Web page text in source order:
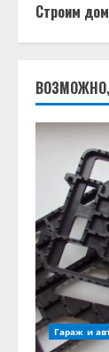
Строим
Гараж и